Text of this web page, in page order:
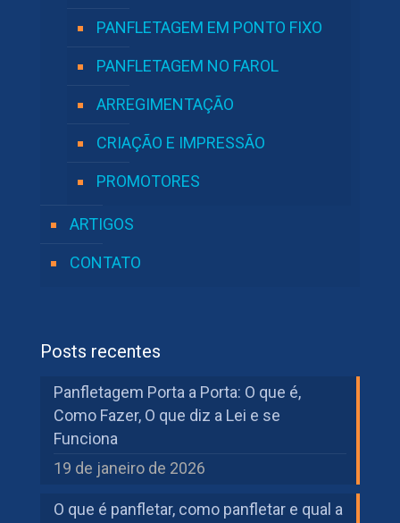
PANFLETAGEM EM PONTO FIXO
PANFLETAGEM NO FAROL
ARREGIMENTAÇÃO
CRIAÇÃO E IMPRESSÃO
PROMOTORES
ARTIGOS
CONTATO
Posts recentes
Panfletagem Porta a Porta: O que é,
Como Fazer, O que diz a Lei e se
Funciona
19 de janeiro de 2026
O que é panfletar, como panfletar e qual a